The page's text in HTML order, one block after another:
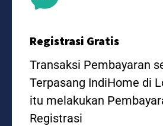
Registrasi Gratis
Transaksi Pembayaran
Terpasang IndiHome di
itu melakukan
Registrasi